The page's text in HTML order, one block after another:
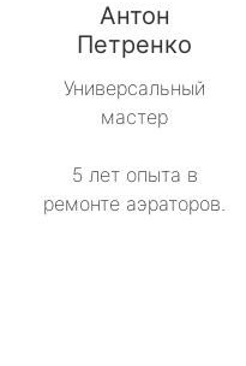
Антон
Петренко
Универсальный
мастер
5 лет опыта в
ремонте аэраторов.